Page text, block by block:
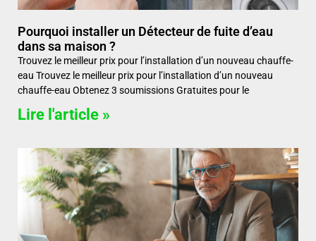
Pourquoi installer un Détecteur de fuite d’eau
dans sa maison ?
Trouvez le meilleur prix pour l’installation d’un nouveau chauffe-
eau Trouvez le meilleur prix pour l’installation d’un nouveau
chauffe-eau Obtenez 3 soumissions Gratuites pour le
Lire l'article »